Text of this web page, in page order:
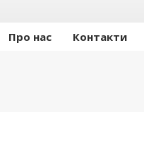
Про нас Контакти